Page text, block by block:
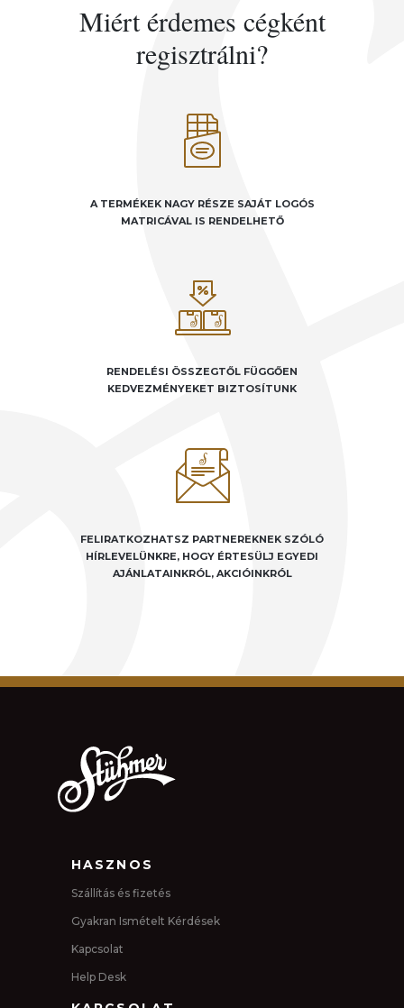
Miért érdemes cégként
regisztrálni?
A TERMÉKEK NAGY RÉSZE SAJÁT LOGÓS
MATRICÁVAL IS RENDELHETŐ
RENDELÉSI ÖSSZEGTŐL FÜGGŐEN
KEDVEZMÉNYEKET BIZTOSÍTUNK
FELIRATKOZHATSZ PARTNEREKNEK SZÓLÓ
HÍRLEVELÜNKRE, HOGY ÉRTESÜLJ EGYEDI
AJÁNLATAINKRÓL, AKCIÓINKRÓL
HASZNOS
Szállítás és fizetés
Gyakran Ismételt Kérdések
Kapcsolat
Help Desk